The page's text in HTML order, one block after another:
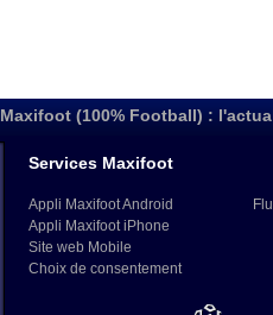
Maxifoot (100% Football) :
Services Maxifoot
Appli Maxifoot Android
Appli Maxifoot iPhone
Site web Mobile
Choix de consentement